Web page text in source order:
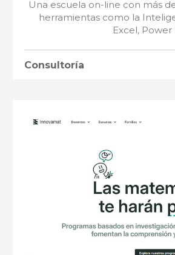
Una escuela on-line con más
herramientas como la
Excel, Power
Consultoría